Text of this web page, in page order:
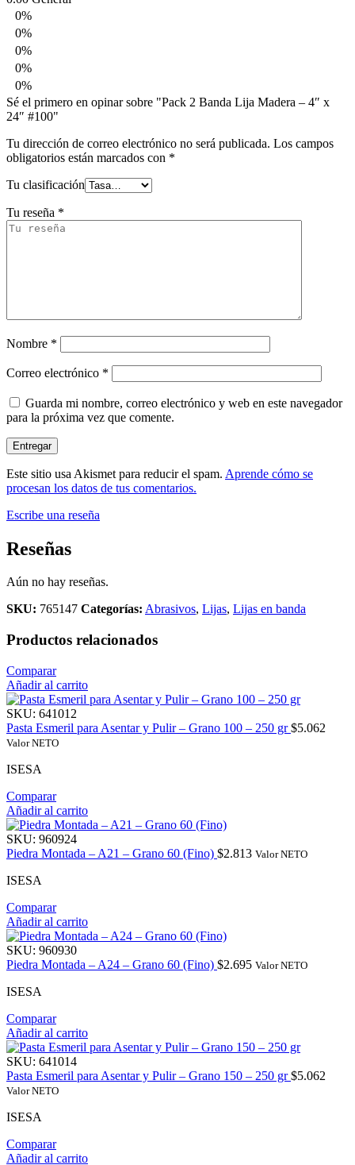
0%
0%
0%
0%
0%
Sé el primero en opinar sobre "Pack 2 Banda Lija Madera – 4″ x
24″ #100"
Tu dirección de correo electrónico no será publicada. Los campos
obligatorios están marcados con *
Tu clasificación
Tu reseña *
Nombre *
Correo electrónico *
Guarda mi nombre, correo electrónico y web en este navegador
para la próxima vez que comente.
Este sitio usa Akismet para reducir el spam. Aprende cómo se
procesan los datos de tus comentarios.
Escribe una reseña
Reseñas
Aún no hay reseñas.
SKU: 765147 Categorías: Abrasivos, Lijas, Lijas en banda
Productos relacionados
Comparar
Añadir al carrito
SKU: 641012
Pasta Esmeril para Asentar y Pulir – Grano 100 – 250 gr$5.062
Valor NETO
ISESA
Comparar
Añadir al carrito
SKU: 960924
Piedra Montada – A21 – Grano 60 (Fino) $2.813 Valor NETO
ISESA
Comparar
Añadir al carrito
SKU: 960930
Piedra Montada – A24 – Grano 60 (Fino) $2.695 Valor NETO
ISESA
Comparar
Añadir al carrito
SKU: 641014
Pasta Esmeril para Asentar y Pulir – Grano 150 – 250 gr$5.062
Valor NETO
ISESA
Comparar
Añadir al carrito